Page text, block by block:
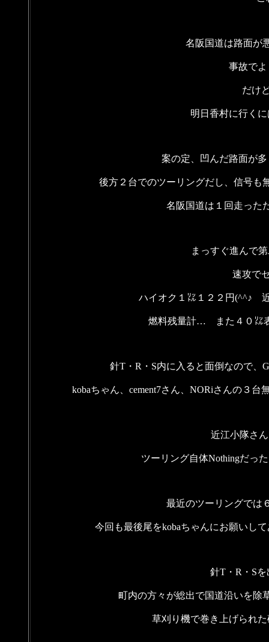
名阪国道は路面が
事故で
だけ
明日香村に行く
案の定、凹んだ路面が
後方２台でのツーリングだし、信号も
名阪国道は１回走った
まっすぐ進んで
速攻で
ハイオク１㍑１２２円(^^♪
燃料残量計… また４０㍑
針T・R・S内に入ると面倒なので、
kobaちゃん、cement7さん、NORiさんの３
近江小隊さ
ツーリング自体Nothingだ
最近のツーリングでは
今回も最後尾をkobaちゃんにお願いし
針T・R・S
町内の方々が総出で国道沿いを除
草刈り機で巻き上げられ